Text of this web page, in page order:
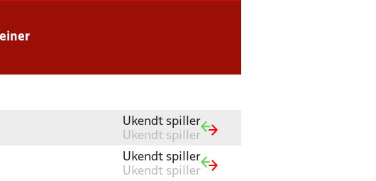
Ukendt spiller
Ukendt spiller
Ukendt spiller
Ukendt spiller